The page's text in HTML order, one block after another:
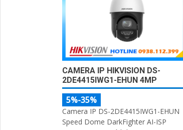
CAMERA IP HIKVISION DS-
2DE4415IWG1-EHUN 4MP
5%-35%
Camera IP DS-2DE4415IWG1-EHUN
Speed Dome DarkFighter AI-ISP